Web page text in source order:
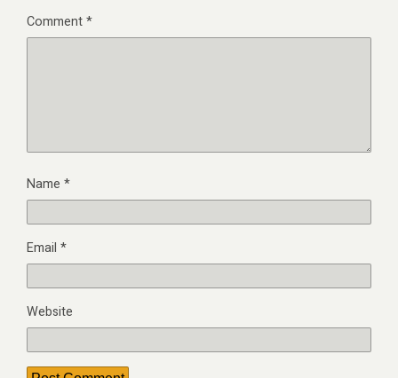
Comment*
Name *
Email *
Website